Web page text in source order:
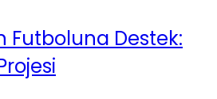
Futboluna Destek: